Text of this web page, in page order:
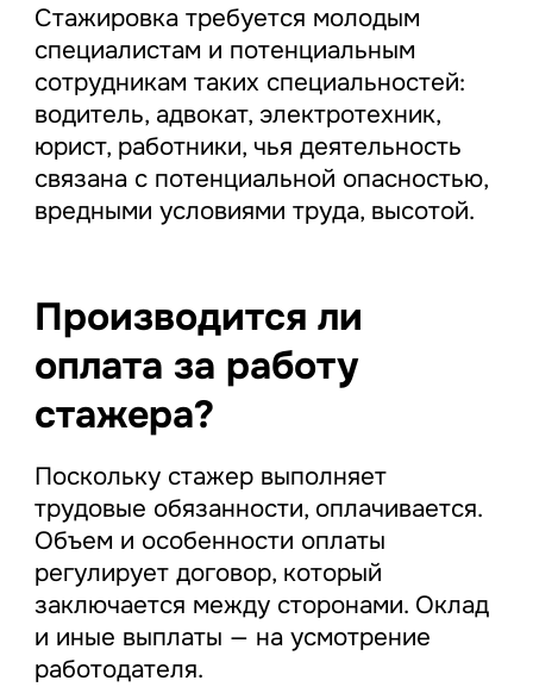
Стажировка требуется молодым
специалистам и потенциальным
сотрудникам таких специальностей:
водитель, адвокат, электротехник,
юрист, работники, чья деятельность
связана с потенциальной опасностью,
вредными условиями труда, высотой.
Производится ли
оплата за работу
стажера?
Поскольку стажер выполняет
трудовые обязанности, оплачивается.
Объем и особенности оплаты
регулирует договор, который
заключается между сторонами. Оклад
и иные выплаты — на усмотрение
работодателя.